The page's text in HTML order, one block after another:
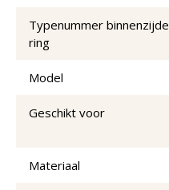
Typenummer binnenzijde
ring
Model
Geschikt voor
Materiaal